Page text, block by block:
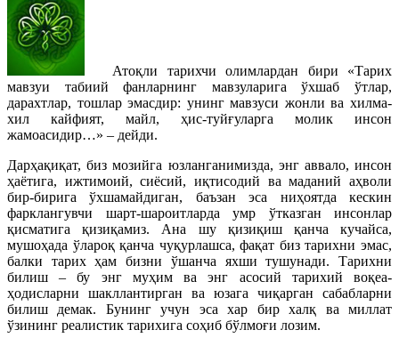
Атоқли тарихчи олимлардан бири «Тарих
мавзуи табиий фанларнинг мавзуларига ўхшаб ўтлар,
дарахтлар, тошлар эмасдир: унинг мавзуси жонли ва хилма-
хил кайфият, майл, ҳис-туйғуларга молик инсон
жамоасидир…» – дейди.
Дарҳақиқат, биз мозийга юзланганимизда, энг аввало, инсон
ҳаётига, ижтимоий, сиёсий, иқтисодий ва маданий аҳволи
бир-бирига ўхшамайдиган, баъзан эса ниҳоятда кескин
фарклангувчи шарт-шароитларда умр ўтказган инсонлар
қисматига қизиқамиз. Ана шу қизиқиш қанча кучайса,
мушоҳада ўлароқ қанча чуқурлашса, фақат биз тарихни эмас,
балки тарих ҳам бизни ўшанча яхши тушунади. Тарихни
билиш – бу энг муҳим ва энг асосий тарихий воқеа-
ҳодисларни шакллантирган ва юзага чиқарган сабабларни
билиш демак. Бунинг учун эса хар бир халқ ва миллат
ўзининг реалистик тарихига соҳиб бўлмоғи лозим.